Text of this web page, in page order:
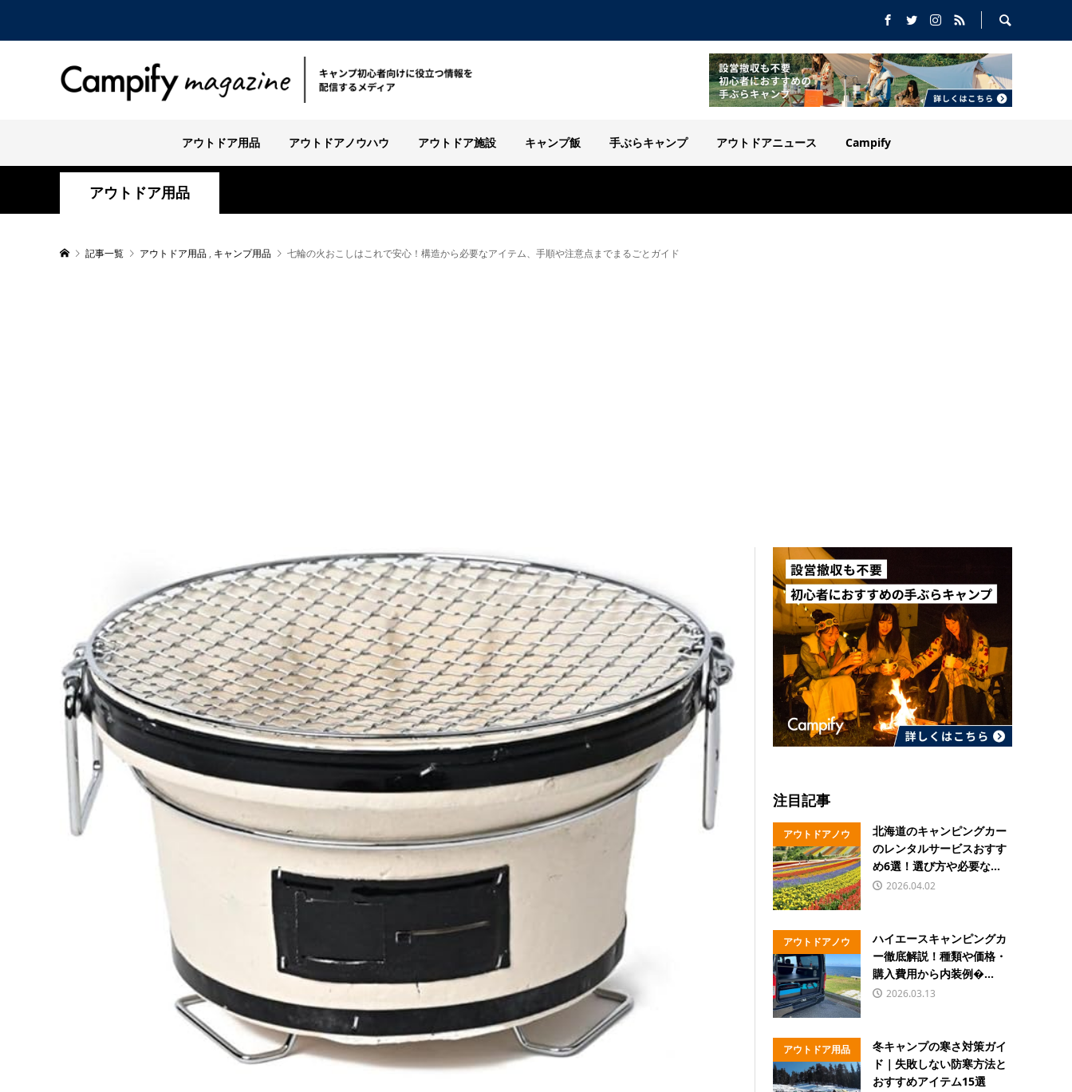
アウトドア用品 アウトドアノウハウ アウトドア施設 キャンプ飯 手ぶらキャンプ アウトドアニュース Campify
アウトドア用品
記事一覧 アウトドア用品 , キャンプ用品 七輪の火おこしはこれで安心！構造から必要なアイテム、手順や注意点までまるごとガイド
注目記事
アウトドアノウ
ハウ
北海道のキャンピングカー
のレンタルサービスおすす
め6選！選び方や必要な...
2026.04.02
アウトドアノウ
ハウ
ハイエースキャンピングカ
ー徹底解説！種類や価格・
購入費用から内装例�...
2026.03.13
アウトドア用品
冬キャンプの寒さ対策ガイ
ド｜失敗しない防寒方法と
おすすめアイテム15選